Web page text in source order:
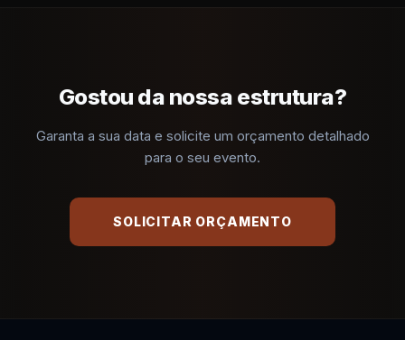
Gostou da nossa estrutura?
Garanta a sua data e solicite um orçamento detalhado
para o seu evento.
SOLICITAR ORÇAMENTO